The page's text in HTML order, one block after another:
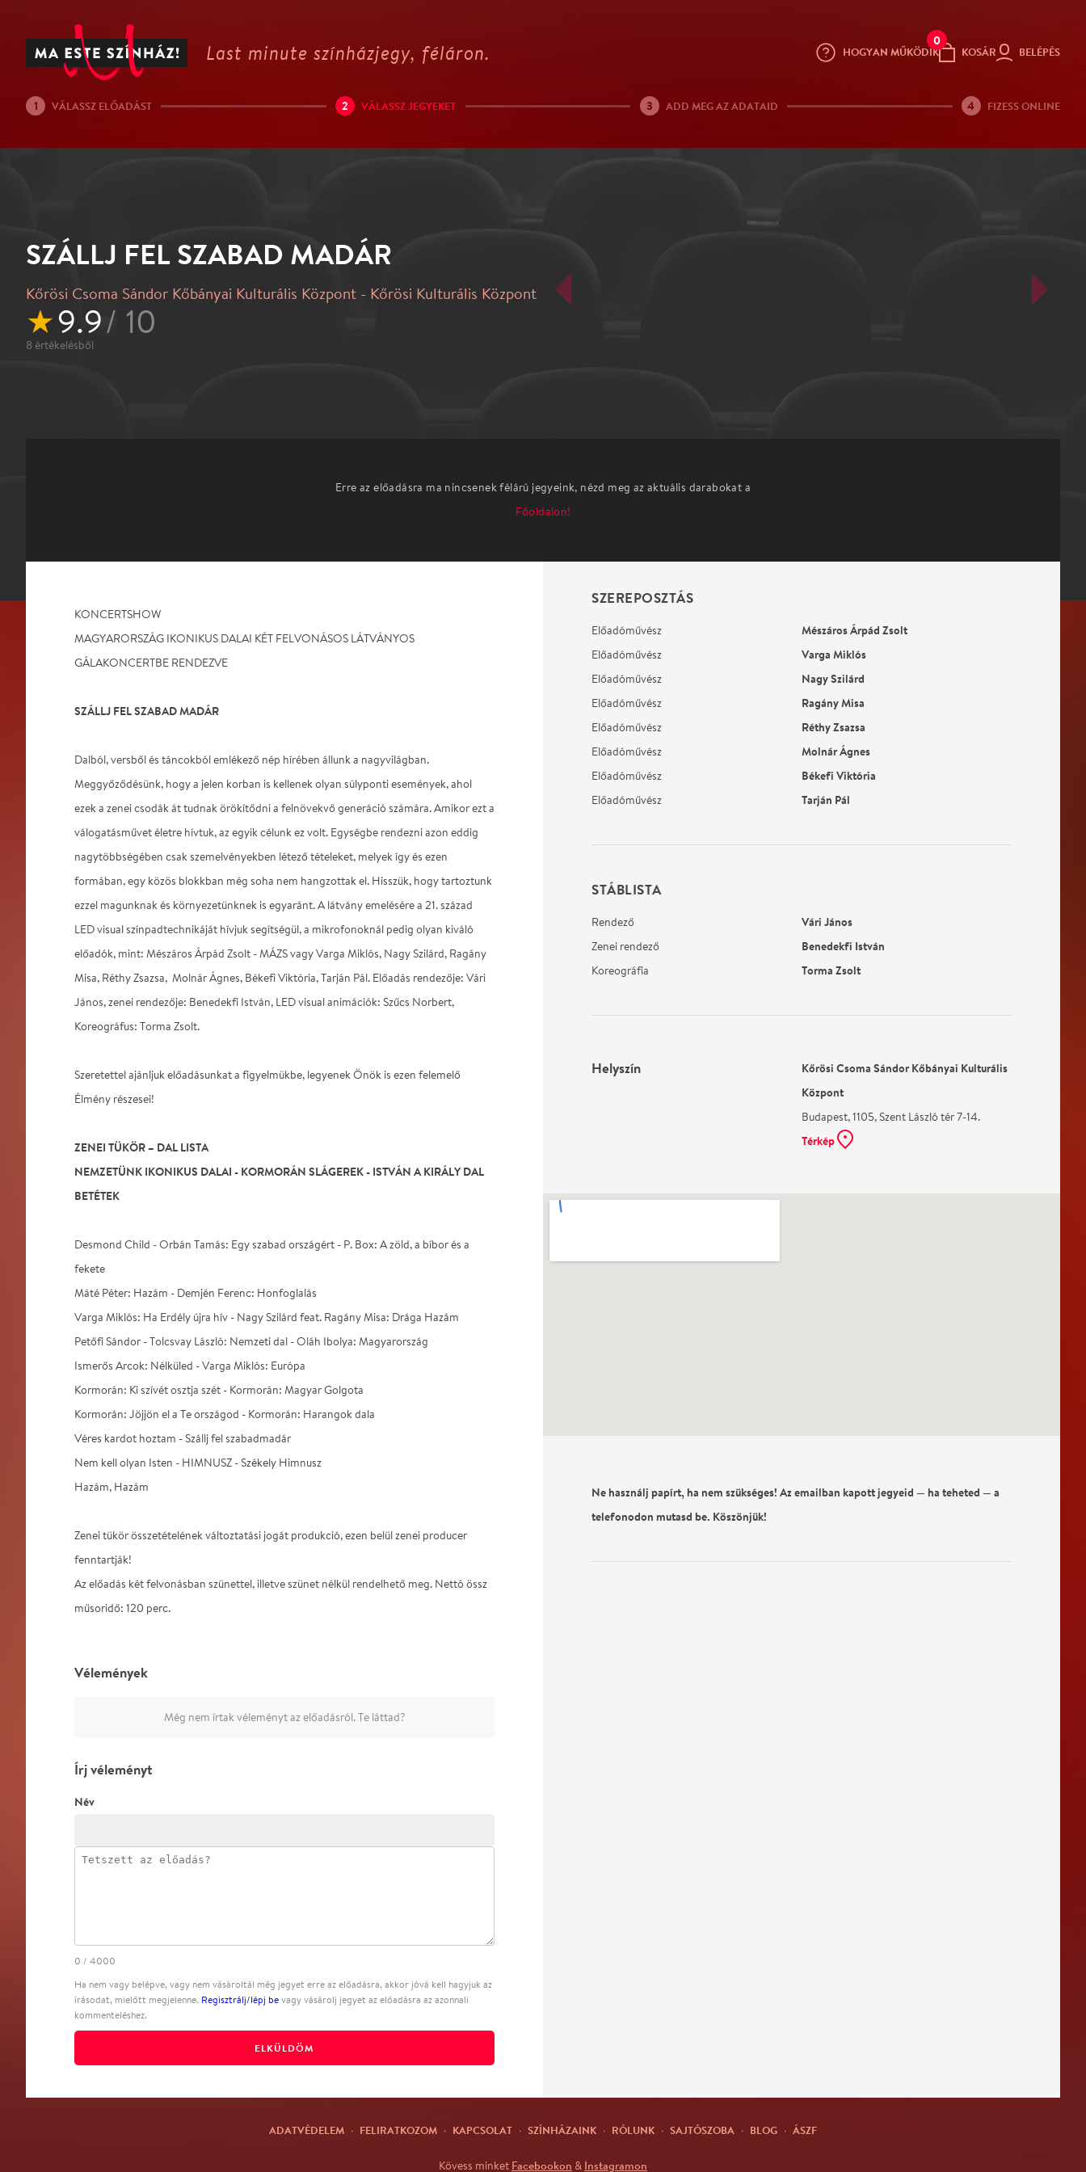
Last minute színházjegy, féláron. HOGYAN MŰKÖDIK
0
KOSÁR BELÉPÉS
1 VÁLASSZ ELŐADÁST 2 VÁLASSZ JEGYEKET 3 ADD MEG AZ ADATAID 4 FIZESS ONLINE
SZÁLLJ FEL SZABAD MADÁR
Kőrösi Csoma Sándor Kőbányai Kulturális Központ - Kőrösi Kulturális Központ
★9.9/ 10
8 értékelésből
Erre az előadásra ma nincsenek félárú jegyeink, nézd meg az aktuális darabokat a
Főoldalon!
KONCERTSHOW
MAGYARORSZÁG IKONIKUS DALAI KÉT FELVONÁSOS LÁTVÁNYOS
GÁLAKONCERTBE RENDEZVE
SZÁLLJ FEL SZABAD MADÁR
Dalból, versből és táncokból emlékező nép hírében állunk a nagyvilágban.
Meggyőződésünk, hogy a jelen korban is kellenek olyan súlyponti események, ahol
ezek a zenei csodák át tudnak örökítődni a felnövekvő generáció számára. Amikor ezt a
válogatásművet életre hívtuk, az egyik célunk ez volt. Egységbe rendezni azon eddig
nagytöbbségében csak szemelvényekben létező tételeket, melyek így és ezen
formában, egy közös blokkban még soha nem hangzottak el. Hisszük, hogy tartoztunk
ezzel magunknak és környezetünknek is egyaránt. A látvány emelésére a 21. század
LED visual színpadtechnikáját hívjuk segítségül, a mikrofonoknál pedig olyan kiváló
előadók, mint: Mészáros Árpád Zsolt - MÁZS vagy Varga Miklós, Nagy Szilárd, Ragány
Misa, Réthy Zsazsa, Molnár Ágnes, Békefi Viktória, Tarján Pál. Előadás rendezője: Vári
János, zenei rendezője: Benedekfi István, LED visual animációk: Szűcs Norbert,
Koreográfus: Torma Zsolt.
Szeretettel ajánljuk előadásunkat a figyelmükbe, legyenek Önök is ezen felemelő
Élmény részesei!
ZENEI TÜKÖR – DAL LISTA
NEMZETÜNK IKONIKUS DALAI - KORMORÁN SLÁGEREK - ISTVÁN A KIRÁLY DAL
BETÉTEK
Desmond Child - Orbán Tamás: Egy szabad országért - P. Box: A zöld, a bíbor és a
fekete
Máté Péter: Hazám - Demjén Ferenc: Honfoglalás
Varga Miklós: Ha Erdély újra hív - Nagy Szilárd feat. Ragány Misa: Drága Hazám
Petőfi Sándor - Tolcsvay László: Nemzeti dal - Oláh Ibolya: Magyarország
Ismerős Arcok: Nélküled - Varga Miklós: Európa
Kormorán: Ki szívét osztja szét - Kormorán: Magyar Golgota
Kormorán: Jöjjön el a Te országod - Kormorán: Harangok dala
Véres kardot hoztam - Szállj fel szabadmadár
Nem kell olyan Isten - HIMNUSZ - Székely Himnusz
Hazám, Hazám
Zenei tükör összetételének változtatási jogát produkció, ezen belül zenei producer
fenntartják!
Az előadás két felvonásban szünettel, illetve szünet nélkül rendelhető meg. Nettó össz
műsoridő: 120 perc.
SZEREPOSZTÁS
Előadóművész Mészáros Árpád Zsolt
Előadóművész Varga Miklós
Előadóművész Nagy Szilárd
Előadóművész Ragány Misa
Előadóművész Réthy Zsazsa
Előadóművész Molnár Ágnes
Előadóművész Békefi Viktória
Előadóművész Tarján Pál
STÁBLISTA
Rendező Vári János
Zenei rendező Benedekfi István
Koreográfia Torma Zsolt
Helyszín
Kőrösi Csoma Sándor Kőbányai Kulturális
Központ
Budapest, 1105, Szent László tér 7-14.
Térkép
Ne használj papírt, ha nem szükséges! Az emailban kapott jegyeid — ha teheted — a
telefonodon mutasd be. Köszönjük!
Vélemények
Még nem írtak véleményt az előadásról. Te láttad?
Írj véleményt
Név
0 / 4000
Ha nem vagy belépve, vagy nem vásároltál még jegyet erre az előadásra, akkor jóvá kell hagyjuk az
írásodat, mielőtt megjelenne. Regisztrálj/lépj be vagy vásárolj jegyet az előadásra az azonnali
kommenteléshez.
ELKÜLDÖM
ADATVÉDELEM · FELIRATKOZOM · KAPCSOLAT · SZÍNHÁZAINK · RÓLUNK · SAJTÓSZOBA · BLOG · ÁSZF
Kövess minket Facebookon & Instagramon